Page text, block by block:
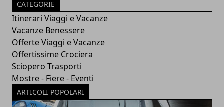
CATEGORIE
Itinerari Viaggi e Vacanze
Vacanze Benessere
Offerte Viaggi e Vacanze
Offertissime Crociera
Sciopero Trasporti
Mostre - Fiere - Eventi
ARTICOLI POPOLARI